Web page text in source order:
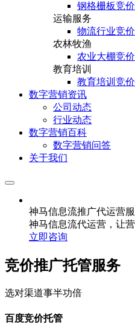
钢格栅板竞
运输服务
物流行业竞
农林牧渔
农业大棚竞
教育培训
教育培训竞
数字营销资讯
公司动态
行业动态
数字营销百科
数字营销问答
关于我们
神马信息流推广代运营
神马信息流代运营，让
立即咨询
竞价推广托管服务
选对渠道事半功倍
百度竞价托管